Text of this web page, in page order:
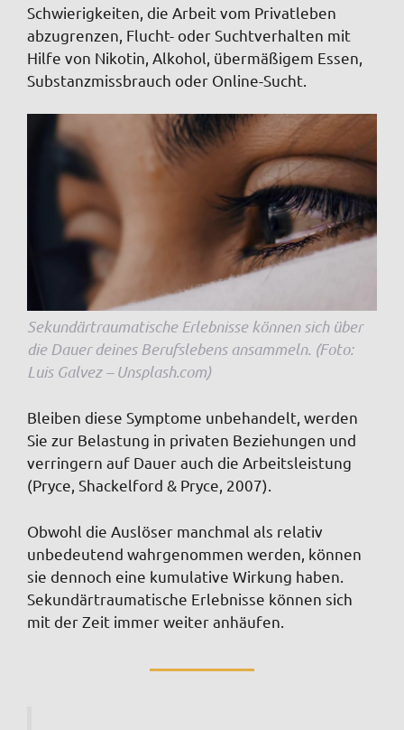
Schwierigkeiten, die Arbeit vom Privatleben
abzugrenzen, Flucht- oder Suchtverhalten mit
Hilfe von Nikotin, Alkohol, übermäßigem Essen,
Substanzmissbrauch oder Online-Sucht.
Sekundärtraumatische Erlebnisse können sich über
die Dauer deines Berufslebens ansammeln. (Foto:
Luis Galvez – Unsplash.com)
Bleiben diese Symptome unbehandelt, werden
Sie zur Belastung in privaten Beziehungen und
verringern auf Dauer auch die Arbeitsleistung
(Pryce, Shackelford & Pryce, 2007).
Obwohl die Auslöser manchmal als relativ
unbedeutend wahrgenommen werden, können
sie dennoch eine kumulative Wirkung haben.
Sekundärtraumatische Erlebnisse können sich
mit der Zeit immer weiter anhäufen.